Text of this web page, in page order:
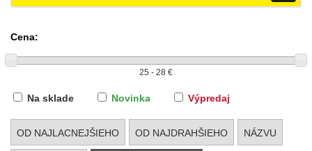
Cena:
Na sklade Novinka Výpredaj
OD NAJLACNEJŠIEHO OD NAJDRAHŠIEHO NÁZVU